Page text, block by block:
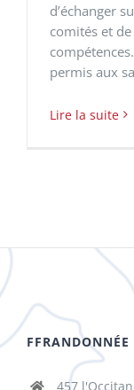
d’échanger
comités et
permis aux
Lire la suite
457